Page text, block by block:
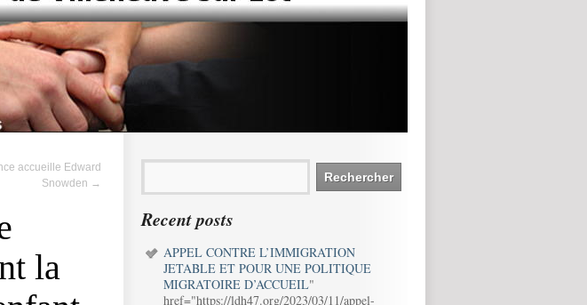
accueille Edward
Snowden →
la
Recent posts
APPEL CONTRE L’IMMIGRATION
JETABLE ET POUR UNE POLITIQUE
MIGRATOIRE D’ACCUEIL"
href="https://ldh47.org/2023/03/11/appel-